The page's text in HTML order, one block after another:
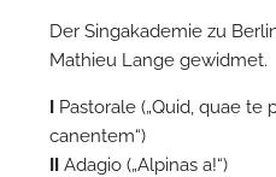
Der Singakademie zu
Mathieu Lange gewidmet.
I Pastorale („Quid, quae
canentem“)
IIAdagio („Alpinas a!“)